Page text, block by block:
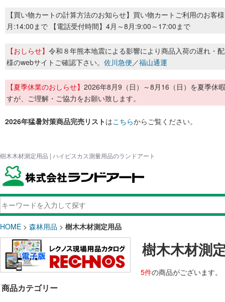
【買い物カートの計算方法のお知らせ】買い物カートご利用のお客
月:14:00まで 【電話受付時間】4月～8月:9:00～17:00まで
【おしらせ】 令和８年熊本地震による影響により商品入荷の遅れ・
様のwebサイトご確認下さい。 佐川急便／福山通運
【夏季休業のおしらせ】 2026年8月9（日）～8月16（日）を夏季休
すが、ご理解・ご協力をお願い致します。
2026年猛暑対策商品完売リストはこちらからご覧ください。
樹木木材測定用品 | ハイビスカス測量用品のランドアート
HOME > 森林用品 > 樹木木材測定用品
商品カテゴリー
樹木木材測
5件の商品がございます。